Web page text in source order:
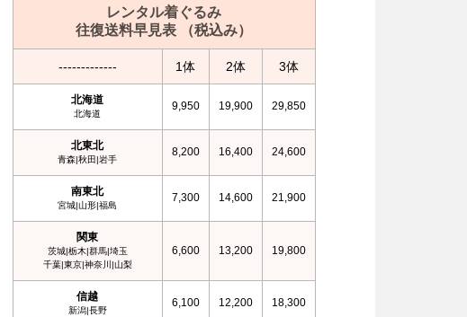
レンタル着ぐるみ
往復送料早見表 （税込み）
------------- 1体 2体 3体
北海道
北海道
9,950 19,900 29,850
北東北
青森|秋田|岩手
8,200 16,400 24,600
南東北
宮城|山形|福島
7,300 14,600 21,900
関東
茨城|栃木|群馬|埼玉
千葉|東京|神奈川|山梨
6,600 13,200 19,800
信越
新潟|長野
6,100 12,200 18,300